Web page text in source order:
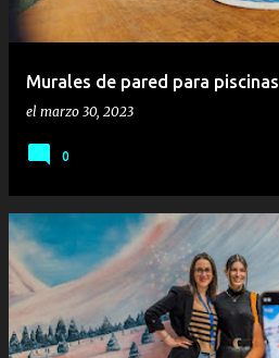
Murales de pared para piscinas
el marzo 30, 2023
0